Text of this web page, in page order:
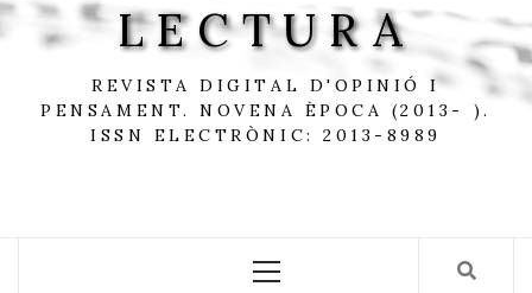
LECTURA
REVISTA DIGITAL D'OPINIÓ I
PENSAMENT. NOVENA ÈPOCA (2013- ).
ISSN ELECTRÒNIC: 2013-8989
Menu